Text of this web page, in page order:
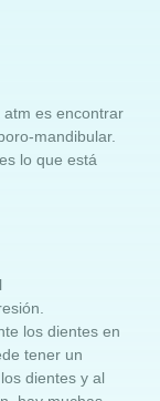
atm es encontrar
mandibular.
lo que está
los dientes en
tener un
dientes y al